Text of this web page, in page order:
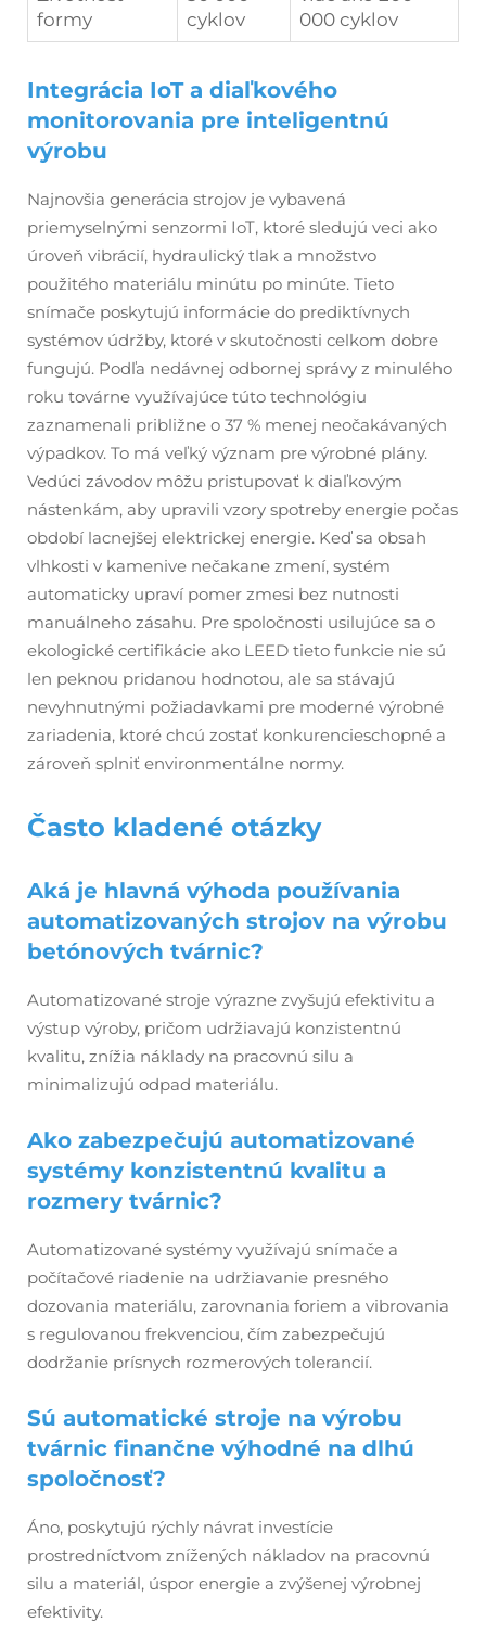
formy
cyklov
000 cyklov
Integrácia IoT a diaľkového
monitorovania pre inteligentnú
výrobu
Najnovšia generácia strojov je vybavená
priemyselnými senzormi IoT, ktoré sledujú veci ako
úroveň vibrácií, hydraulický tlak a množstvo
použitého materiálu minútu po minúte. Tieto
snímače poskytujú informácie do prediktívnych
systémov údržby, ktoré v skutočnosti celkom dobre
fungujú. Podľa nedávnej odbornej správy z minulého
roku továrne využívajúce túto technológiu
zaznamenali približne o 37 % menej neočakávaných
výpadkov. To má veľký význam pre výrobné plány.
Vedúci závodov môžu pristupovať k diaľkovým
nástenkám, aby upravili vzory spotreby energie počas
období lacnejšej elektrickej energie. Keď sa obsah
vlhkosti v kamenive nečakane zmení, systém
automaticky upraví pomer zmesi bez nutnosti
manuálneho zásahu. Pre spoločnosti usilujúce sa o
ekologické certifikácie ako LEED tieto funkcie nie sú
len peknou pridanou hodnotou, ale sa stávajú
nevyhnutnými požiadavkami pre moderné výrobné
zariadenia, ktoré chcú zostať konkurencieschopné a
zároveň splniť environmentálne normy.
Často kladené otázky
Aká je hlavná výhoda používania
automatizovaných strojov na výrobu
betónových tvárnic?
Automatizované stroje výrazne zvyšujú efektivitu a
výstup výroby, pričom udržiavajú konzistentnú
kvalitu, znížia náklady na pracovnú silu a
minimalizujú odpad materiálu.
Ako zabezpečujú automatizované
systémy konzistentnú kvalitu a
rozmery tvárnic?
Automatizované systémy využívajú snímače a
počítačové riadenie na udržiavanie presného
dozovania materiálu, zarovnania foriem a vibrovania
s regulovanou frekvenciou, čím zabezpečujú
dodržanie prísnych rozmerových tolerancií.
Sú automatické stroje na výrobu
tvárnic finančne výhodné na dlhú
spoločnosť?
Áno, poskytujú rýchly návrat investície
prostredníctvom znížených nákladov na pracovnú
silu a materiál, úspor energie a zvýšenej výrobnej
efektivity.